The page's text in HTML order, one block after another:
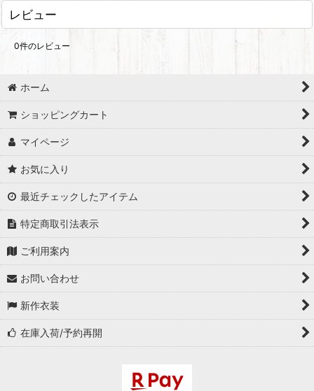
レビュー
0件のレビュー
ホーム
ショッピングカート
マイページ
お気に入り
最近チェックしたアイテム
特定商取引法表示
ご利用案内
お問い合わせ
新作衣装
在庫入荷/予約再開